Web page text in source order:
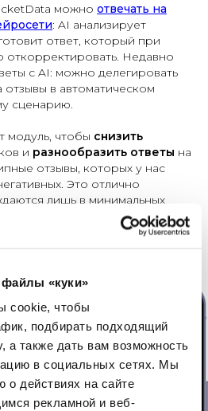
файлы «куки»
cookie, чтобы
подбирать подходящий
а также дать вам возможность
в социальных сетях. Мы
действиях на сайте
рекламной и веб-
можно отвечать на
: AI анализирует
ответ, который при
Недавно
с AI: можно делегировать
отзывы в автоматическом
сценарию.
чтобы снизить
и разнообразить ответы на
отзывы, которых у нас
Это отлично
лишь в минимальных
сократились в разы.